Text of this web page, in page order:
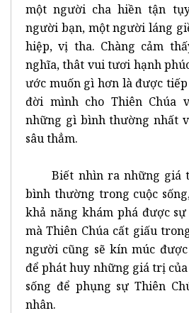
một người cha hiền tận
người bạn, một người láng
hiệp, vị tha. Chàng cảm
nghĩa, thât vui tươi hạnh
ước muốn gì hơn là được
đời mình cho Thiên Chúa
những gì bình thường nhất
sâu thẳm.
Biết nhìn ra những giá
bình thường trong cuộc
khả năng khám phá được
mà Thiên Chúa cất giấu
người cũng sẽ kín múc
để phát huy những giá trị
sống để phụng sự Thiên
nhân.